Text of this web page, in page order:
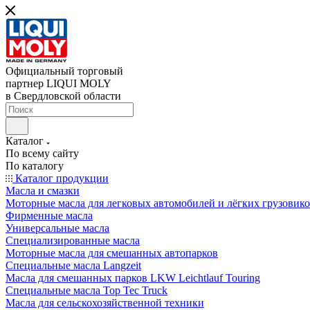
Официальный торговый
партнер LIQUI MOLY
в Свердловской области
Каталог
По всему сайту
По каталогу
Каталог продукции
Масла и смазки
Моторные масла для легковых автомобилей и лёгких
Фирменные масла
Универсальные масла
Специализированные масла
Моторные масла для смешанных автопарков
Специальные масла Langzeit
Масла для смешанных парков LKW Leichtlauf Touring
Специальные масла Top Tec Truck
Масла для сельскохозяйственной техники